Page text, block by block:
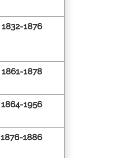
1832-1876
1861-1878
1864-1956
1876-1886